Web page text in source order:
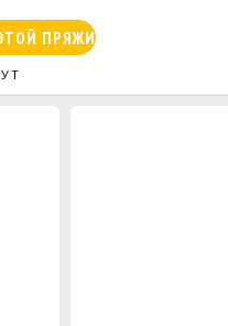
ПРЯЖИ